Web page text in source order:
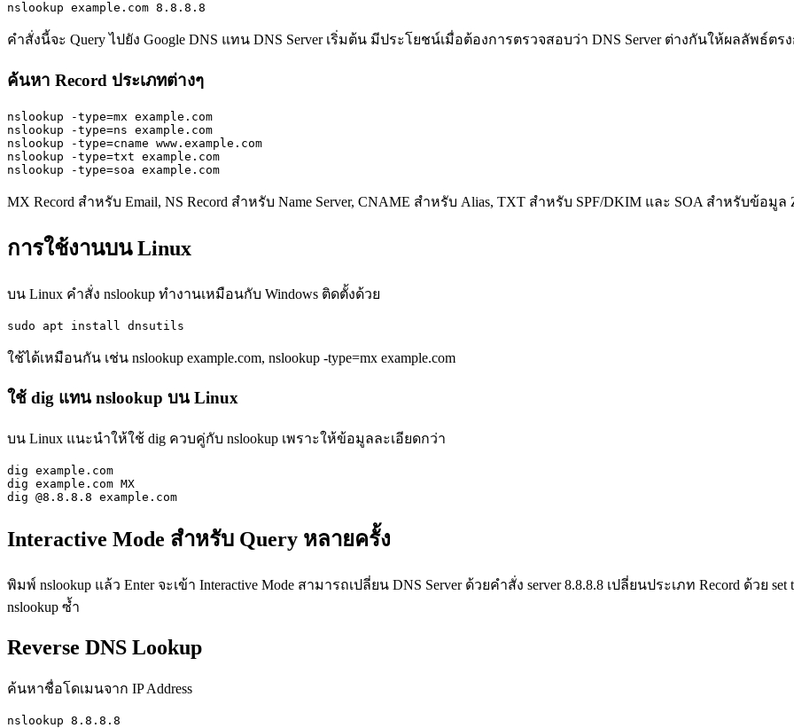
nslookup example.com 8.8.8.8
คำสั่งนี้จะ Query ไปยัง Google DNS แทน DNS Server เริ่มต้น มีประโยชน์เมื่อต้องการตรวจสอบว่า DNS Server ต่างกันให้ผลลัพธ์ตร
ค้นหา Record ประเภทต่างๆ
nslookup -type=mx example.com
nslookup -type=ns example.com
nslookup -type=cname www.example.com
nslookup -type=txt example.com
nslookup -type=soa example.com
MX Record สำหรับ Email, NS Record สำหรับ Name Server, CNAME สำหรับ Alias, TXT สำหรับ SPF/DKIM และ SOA สำหรับข้อมูล
การใช้งานบน Linux
บน Linux คำสั่ง nslookup ทำงานเหมือนกับ Windows ติดตั้งด้วย
sudo apt install dnsutils
ใช้ได้เหมือนกัน เช่น nslookup example.com, nslookup -type=mx example.com
ใช้ dig แทน nslookup บน Linux
บน Linux แนะนำให้ใช้ dig ควบคู่กับ nslookup เพราะให้ข้อมูลละเอียดกว่า
dig example.com
dig example.com MX
dig @8.8.8.8 example.com
Interactive Mode สำหรับ Query หลายครั้ง
พิมพ์ nslookup แล้ว Enter จะเข้า Interactive Mode สามารถเปลี่ยน DNS Server ด้วยคำสั่ง server 8.8.8.8 เปลี่ยนประเภท Record ด้วย
nslookup ซ้ำ
Reverse DNS Lookup
ค้นหาชื่อโดเมนจาก IP Address
nslookup 8.8.8.8